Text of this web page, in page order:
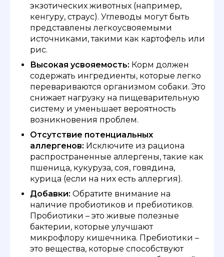
экзотических животных (например,
кенгуру, страус). Углеводы могут быть
представлены легкоусвояемыми
источниками, такими как картофель или
рис.
Высокая усвояемость: Корм должен
содержать ингредиенты, которые легко
перевариваются организмом собаки. Это
снижает нагрузку на пищеварительную
систему и уменьшает вероятность
возникновения проблем.
Отсутствие потенциальных
аллергенов: Исключите из рациона
распространенные аллергены, такие как
пшеница, кукуруза, соя, говядина,
курица (если на них есть аллергия).
Добавки: Обратите внимание на
наличие пробиотиков и пребиотиков.
Пробиотики – это живые полезные
бактерии, которые улучшают
микрофлору кишечника. Пребиотики –
это вещества, которые способствуют